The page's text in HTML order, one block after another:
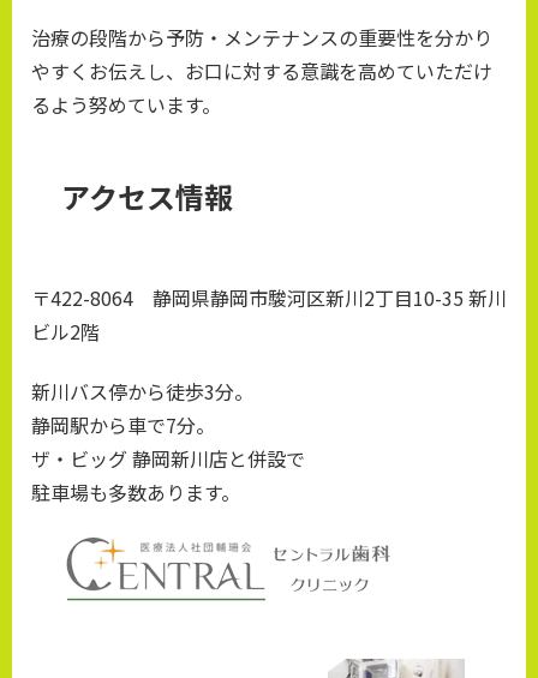
治療の段階から予防・メンテナンスの重要性を分かり
やすくお伝えし、お口に対する意識を高めていただけ
るよう努めています。
アクセス情報
〒422-8064 静岡県静岡市駿河区新川2丁目10-35 新川
ビル2階
新川バス停から徒歩3分。
静岡駅から車で7分。
ザ・ビッグ 静岡新川店と併設で
駐車場も多数あります。